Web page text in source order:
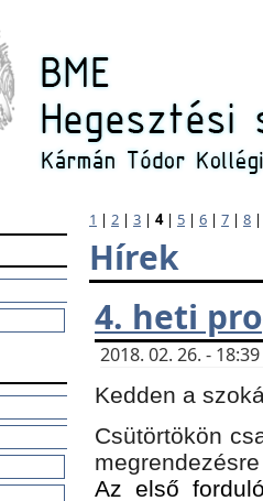
1 | 2 | 3 | 4| 5 | 6 | 7 | 8
Hírek
4. heti
2018. 02. 26. -
Kedden a
Csütörtökön
Az első